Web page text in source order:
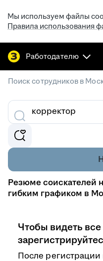
Мы используем файлы
Правила использования
Работодателю
Поиск сотрудников в
Резюме соискателей
гибким графиком в
Чтобы видеть
После